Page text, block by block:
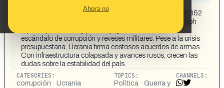
Ahora no
https://x.com/AlertaNews24/status/199108277300911352
7?t=0tC1ZEFKT0RNV6cP7Y7s0A&s=08 The Telegraph
escándalo de corrupción y reveses militares. Pese a la crisis
presupuestaria, Ucrania firma costosos acuerdos de armas.
Con infraestructura colapsada y avances rusos, crecen las
dudas sobre la estabilidad del país.
CATEGORIES:
corrupción · Ucrania ·
TOPICS:
Política · Guerra y
CHANNELS: